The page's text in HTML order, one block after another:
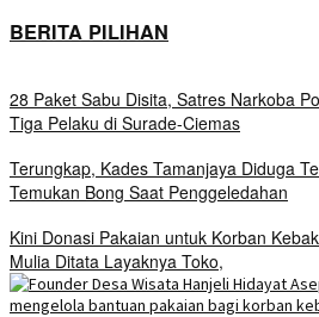
BERITA PILIHAN
28 Paket Sabu Disita, Satres Narkoba
Tiga Pelaku di Surade-Ciemas
Terungkap, Kades Tamanjaya Diduga
Temukan Bong Saat Penggeledahan
Kini Donasi Pakaian untuk Korban
Mulia Ditata Layaknya Toko,